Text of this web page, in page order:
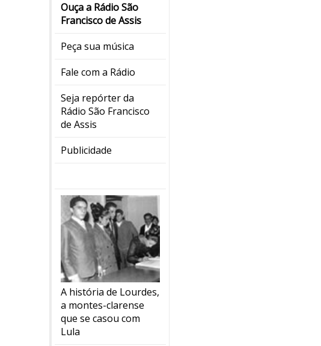
Ouça a Rádio São
Francisco de Assis
Peça sua música
Fale com a Rádio
Seja repórter da
Rádio São Francisco
de Assis
Publicidade
A história de Lourdes,
a montes-clarense
que se casou com
Lula